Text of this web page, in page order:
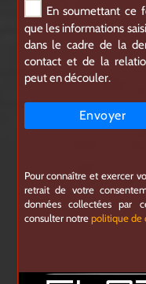
En soumettant ce
que les informations
dans le cadre de la
contact et de la
peut en découler.
Pour connaître et exercer
retrait de votre
données collectées par
consulter notrepolitique de